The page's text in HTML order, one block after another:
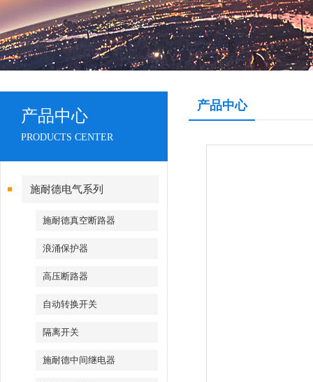
产品中心
PRODUCTS CENTER
施耐德电气系列
施耐德真空断路器
浪涌保护器
高压断路器
自动转换开关
隔离开关
施耐德中间继电器
产品中心